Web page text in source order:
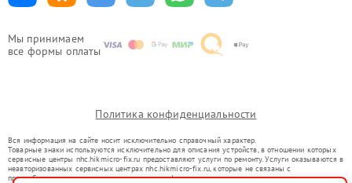
Мы принимаем
все формы оплаты
Политика конфиденциальности
Вся информация на сайте носит исключительно справочный характер.
Товарные знаки используются исключительно для описания устройств, в отношении которых
сервисные центры nhc.hikmicro-fix.ru предоставляют услуги по ремонту. Услуги оказываются в
неавторизованных сервисных центрах nhc.hikmicro-fix.ru, которые не связаны с
правообладателями товарных знаков или их официальными представителями.